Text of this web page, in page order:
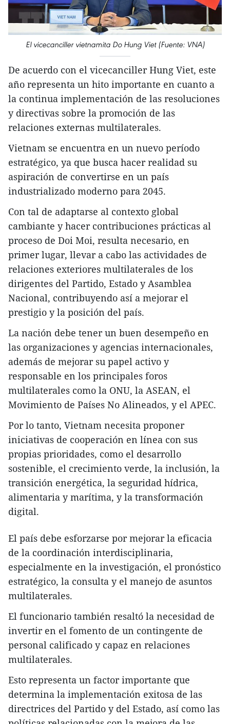
El vicecanciller vietnamita Do Hung Viet (Fuente: VNA)
De acuerdo con el vicecanciller Hung Viet, este
año representa un hito importante en cuanto a
la continua implementación de las resoluciones
y directivas sobre la promoción de las
relaciones externas multilaterales.
Vietnam se encuentra en un nuevo período
estratégico, ya que busca hacer realidad su
aspiración de convertirse en un país
industrializado moderno para 2045.
Con tal de adaptarse al contexto global
cambiante y hacer contribuciones prácticas al
proceso de Doi Moi, resulta necesario, en
primer lugar, llevar a cabo las actividades de
relaciones exteriores multilaterales de los
dirigentes del Partido, Estado y Asamblea
Nacional, contribuyendo así a mejorar el
prestigio y la posición del país.
La nación debe tener un buen desempeño en
las organizaciones y agencias internacionales,
además de mejorar su papel activo y
responsable en los principales foros
multilaterales como la ONU, la ASEAN, el
Movimiento de Países No Alineados, y el APEC.
Por lo tanto, Vietnam necesita proponer
iniciativas de cooperación en línea con sus
propias prioridades, como el desarrollo
sostenible, el crecimiento verde, la inclusión, la
transición energética, la seguridad hídrica,
alimentaria y marítima, y la transformación
digital.
El país debe esforzarse por mejorar la eficacia
de la coordinación interdisciplinaria,
especialmente en la investigación, el pronóstico
estratégico, la consulta y el manejo de asuntos
multilaterales.
El funcionario también resaltó la necesidad de
invertir en el fomento de un contingente de
personal calificado y capaz en relaciones
multilaterales.
Esto representa un factor importante que
determina la implementación exitosa de las
directrices del Partido y del Estado, así como las